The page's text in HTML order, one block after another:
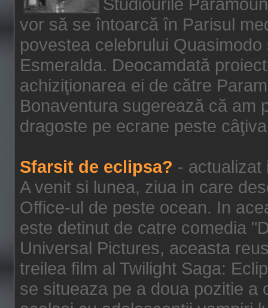
vor să se întoarcă în Parisul
povestea celebrului
Esmeralda. Deocamdată
achiziţionarea ei de către
Bonaventura sugerează că am
dragoste pe ecrane peste
Sfarsit de eclipsa? - actualizat
A venit si lunea, ziua in care
Office-ul de peste ocean. In
este detinut de catre comedia
Universal Pictures, aceasta
treilea film al Twilight Saga:
se situeaza pe a doua pozitie a